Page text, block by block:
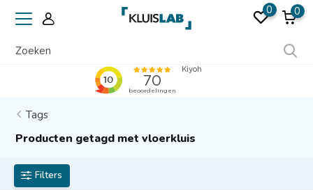
0 0
Tags
Producten getagd met vloerkluis
Filters